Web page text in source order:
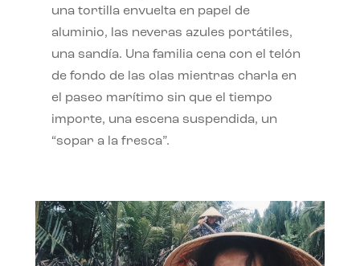
una tortilla envuelta en papel de
aluminio, las neveras azules portátiles,
una sandía. Una familia cena con el telón
de fondo de las olas mientras charla en
el paseo marítimo sin que el tiempo
importe, una escena suspendida, un
“sopar a la fresca”.